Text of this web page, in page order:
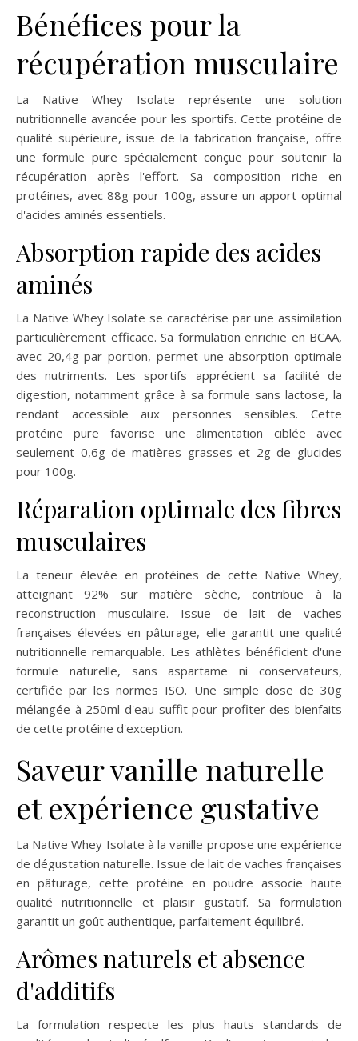
Bénéfices pour la
récupération musculaire
La Native Whey Isolate représente une solution
nutritionnelle avancée pour les sportifs. Cette protéine de
qualité supérieure, issue de la fabrication française, offre
une formule pure spécialement conçue pour soutenir la
récupération après l'effort. Sa composition riche en
protéines, avec 88g pour 100g, assure un apport optimal
d'acides aminés essentiels.
Absorption rapide des acides
aminés
La Native Whey Isolate se caractérise par une assimilation
particulièrement efficace. Sa formulation enrichie en BCAA,
avec 20,4g par portion, permet une absorption optimale
des nutriments. Les sportifs apprécient sa facilité de
digestion, notamment grâce à sa formule sans lactose, la
rendant accessible aux personnes sensibles. Cette
protéine pure favorise une alimentation ciblée avec
seulement 0,6g de matières grasses et 2g de glucides
pour 100g.
Réparation optimale des fibres
musculaires
La teneur élevée en protéines de cette Native Whey,
atteignant 92% sur matière sèche, contribue à la
reconstruction musculaire. Issue de lait de vaches
françaises élevées en pâturage, elle garantit une qualité
nutritionnelle remarquable. Les athlètes bénéficient d'une
formule naturelle, sans aspartame ni conservateurs,
certifiée par les normes ISO. Une simple dose de 30g
mélangée à 250ml d'eau suffit pour profiter des bienfaits
de cette protéine d'exception.
Saveur vanille naturelle
et expérience gustative
La Native Whey Isolate à la vanille propose une expérience
de dégustation naturelle. Issue de lait de vaches françaises
en pâturage, cette protéine en poudre associe haute
qualité nutritionnelle et plaisir gustatif. Sa formulation
garantit un goût authentique, parfaitement équilibré.
Arômes naturels et absence
d'additifs
La formulation respecte les plus hauts standards de